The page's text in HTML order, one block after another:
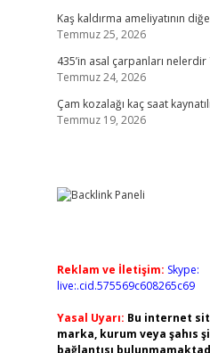
Kaş kaldırma ameliyatının
Temmuz 25, 2026
435’in asal çarpanları nelerdir
Temmuz 24, 2026
Çam kozalağı kaç saat
Temmuz 19, 2026
Reklam ve İletişim: Skype:
live:.cid.575569c608265c69
Yasal Uyarı: Bu internet
marka, kurum veya şahıs
bağlantısı